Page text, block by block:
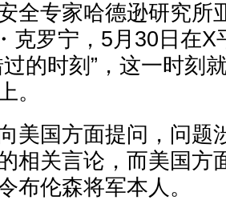
全专家哈德逊研究所
克罗宁，5月30日在X
过的时刻”，这一时刻
。
美国方面提问，问题
相关言论，而美国方
布伦森将军本人。